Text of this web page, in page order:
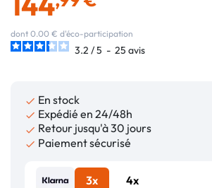
dont 0.00 € d'éco-participation
3.2 /5 - 25 avis
 En stock
 Expédié en 24/48h
 Retour jusqu'à 30 jours
 Paiement sécurisé
3x 4x